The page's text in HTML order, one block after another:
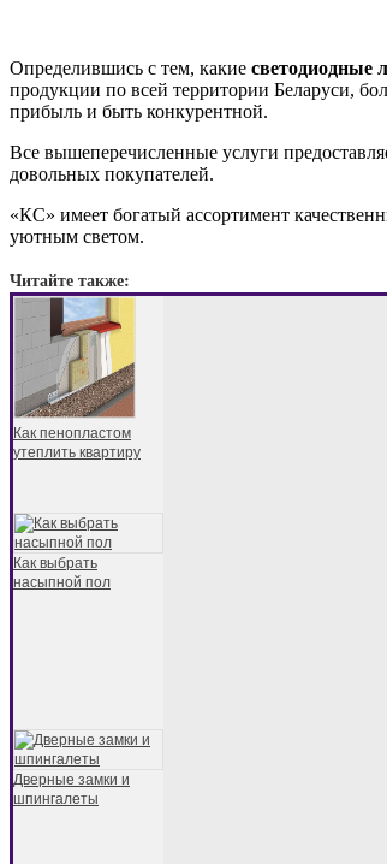
Определившись с тем, какие светодиодные
продукции по всей территории Беларуси,
прибыль и быть конкурентной.
Все вышеперечисленные услуги
довольных покупателей.
«КС» имеет богатый ассортимент
уютным светом.
Читайте также:
Как пенопластом
утеплить квартиру
Как выбрать
насыпной пол
Дверные замки и
шпингалеты